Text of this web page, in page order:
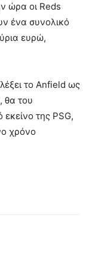
ώρα οι Reds
ένα συνολικό
ευρώ,
το Anfield ως
θα του
της PSG,
χρόνο